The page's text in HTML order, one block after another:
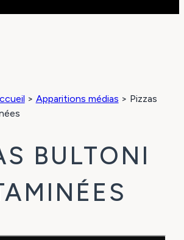
> Apparitions médias > Pizzas
BULTONI